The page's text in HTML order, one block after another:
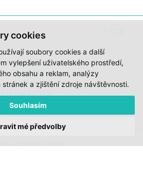
cookies
soubory cookies a další
vylepšení uživatelského prostředí,
obsahu a reklam, analýzy
a zjištění zdroje návštěvnosti.
Souhlasím
mé předvolby
DOK.REVUE
RUBRIKY
AUTOŘI
O DOK.REVUE
PODPOŘTE NÁS
KONTAKTY